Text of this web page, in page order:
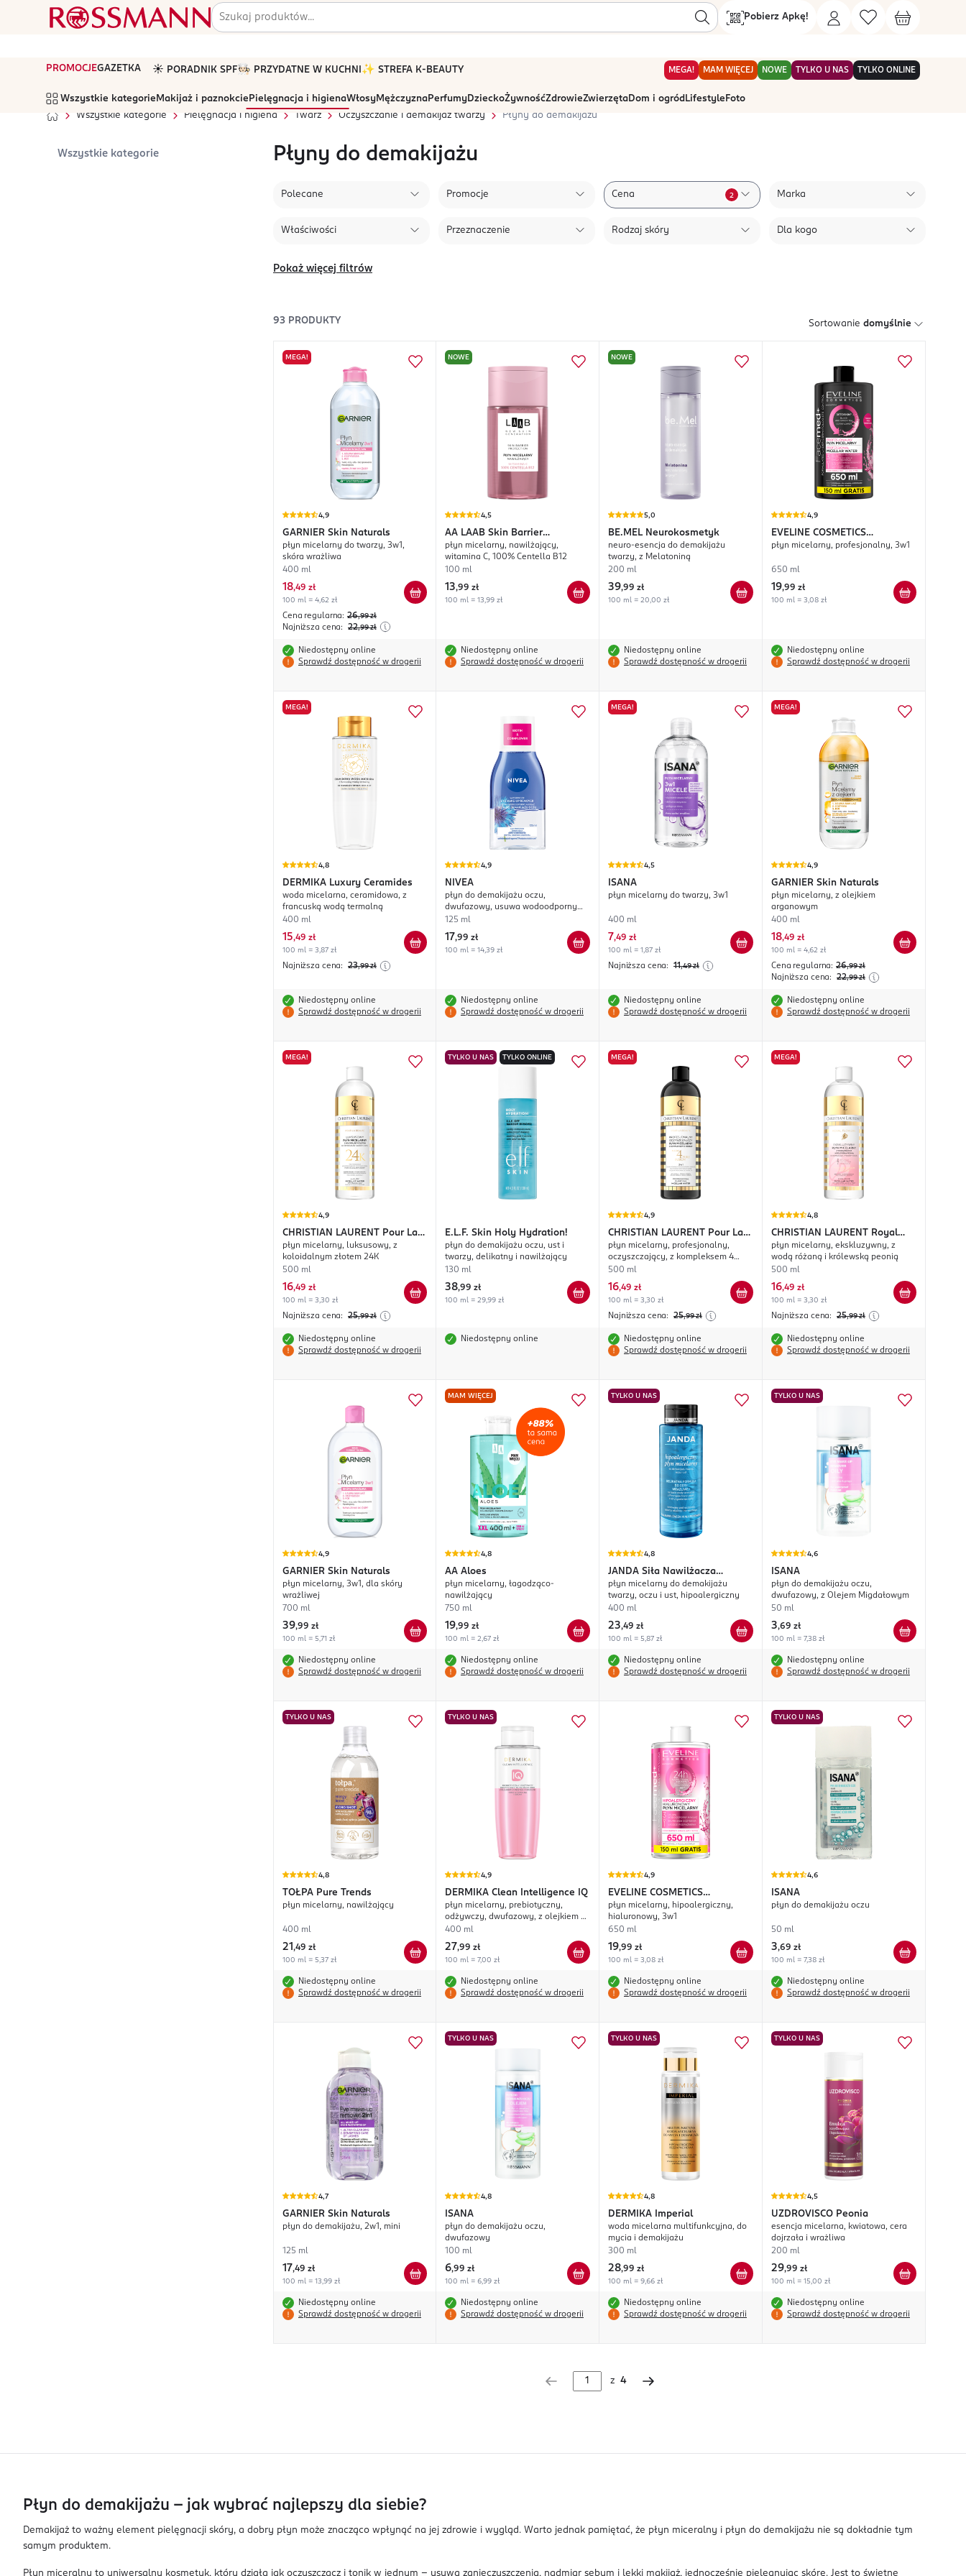
Pobierz Apkę!
PROMOCJEGAZETKA ☀️ PORADNIK SPF🧑🏻‍🍳 PRZYDATNE W KUCHNI ✨ STREFA K-BEAUTY MEGA! MAM WIĘCEJ NOWE TYLKO U NAS TYLKO ONLINE
Wszystkie kategorie Makijaż i paznokcie Pielęgnacja i higienaWłosyMężczyznaPerfumyDzieckoŻywnośćZdrowieZwierzętaDom i ogród Lifestyle Foto
Wszystkie kategorie
Pielęgnacja i higiena Twarz Oczyszczanie i demakijaż twarzy Płyny do demakijażu
Wszystkie kategorie Płyny do demakijażu
Polecane Promocje Cena 2 Marka
Właściwości Przeznaczenie Rodzaj skóry Dla kogo
Pokaż więcej filtrów
93 PRODUKTY Sortowanie domyślnie
MEGA!
4,9
GARNIER Skin Naturals
płyn micelarny do twarzy, 3w1,
skóra wrażliwa
400 ml
18,49 zł
100 ml = 4,62 zł
Cena regularna: 26,99 zł
Najniższa cena: 22,99 zł
Niedostępny online
Sprawdź dostępność w drogerii
NOWE
4,5
AA LAAB Skin Barrier
Protection
płyn micelarny, nawilżający,
witamina C, 100% Centella B12
100 ml
13,99 zł
100 ml = 13,99 zł
Niedostępny online
Sprawdź dostępność w drogerii
NOWE
5,0
BE.MEL Neurokosmetyk
neuro-esencja do demakijażu
twarzy, z Melatoniną
200 ml
39,99 zł
100 ml = 20,00 zł
Niedostępny online
Sprawdź dostępność w drogerii
4,9
EVELINE COSMETICS
Facemed+
płyn micelarny, profesjonalny, 3w1
650 ml
19,99 zł
100 ml = 3,08 zł
Niedostępny online
Sprawdź dostępność w drogerii
MEGA!
4,8
DERMIKA Luxury Ceramides
woda micelarna, ceramidowa, z
francuską wodą termalną
400 ml
15,49 zł
100 ml = 3,87 zł
Najniższa cena: 23,99 zł
Niedostępny online
Sprawdź dostępność w drogerii
4,9
NIVEA
płyn do demakijażu oczu,
dwufazowy, usuwa wodoodporny
makijaż, Biotyna i Ekstrakt z
125 ml
17,99 zł
100 ml = 14,39 zł
Niedostępny online
Sprawdź dostępność w drogerii
MEGA!
4,5
ISANA
płyn micelarny do twarzy, 3w1
400 ml
7,49 zł
100 ml = 1,87 zł
Najniższa cena: 11,49 zł
Niedostępny online
Sprawdź dostępność w drogerii
MEGA!
4,9
GARNIER Skin Naturals
płyn micelarny, z olejkiem
arganowym
400 ml
18,49 zł
100 ml = 4,62 zł
Cena regularna: 26,99 zł
Najniższa cena: 22,99 zł
Niedostępny online
Sprawdź dostępność w drogerii
MEGA!
4,9
CHRISTIAN LAURENT
Pour La
Beaute
płyn micelarny, luksusowy, z
koloidalnym złotem 24K
500 ml
16,49 zł
100 ml = 3,30 zł
Najniższa cena: 25,99 zł
Niedostępny online
Sprawdź dostępność w drogerii
TYLKO U NAS TYLKO ONLINE
E.L.F. Skin Holy Hydration!
płyn do demakijażu oczu, ust i
twarzy, delikatny i nawilżający
130 ml
38,99 zł
100 ml = 29,99 zł
Niedostępny online
MEGA!
4,9
CHRISTIAN LAURENT
Pour La
Beaute
płyn micelarny, profesjonalny,
oczyszczający, z kompleksem 4
herbat, 3w1
500 ml
16,49 zł
100 ml = 3,30 zł
Najniższa cena: 25,99 zł
Niedostępny online
Sprawdź dostępność w drogerii
MEGA!
4,8
CHRISTIAN LAURENT
Royal
Flowers
płyn micelarny, ekskluzywny, z
wodą różaną i królewską peonią
500 ml
16,49 zł
100 ml = 3,30 zł
Najniższa cena: 25,99 zł
Niedostępny online
Sprawdź dostępność w drogerii
4,9
GARNIER Skin Naturals
płyn micelarny, 3w1, dla skóry
wrażliwej
700 ml
39,99 zł
100 ml = 5,71 zł
Niedostępny online
Sprawdź dostępność w drogerii
MAM WIĘCEJ
4,8
AA Aloes
płyn micelarny, łagodząco-
nawilżający
750 ml
19,99 zł
100 ml = 2,67 zł
Niedostępny online
Sprawdź dostępność w drogerii
TYLKO U NAS
4,8
JANDA Siła Nawilżacza
Hialuronowego
płyn micelarny do demakijażu
twarzy, oczu i ust, hipoalergiczny
400 ml
23,49 zł
100 ml = 5,87 zł
Niedostępny online
Sprawdź dostępność w drogerii
TYLKO U NAS
4,6
ISANA
płyn do demakijażu oczu,
dwufazowy, z Olejem Migdałowym
50 ml
3,69 zł
100 ml = 7,38 zł
Niedostępny online
Sprawdź dostępność w drogerii
TYLKO U NAS
4,8
TOŁPA Pure Trends
płyn micelarny, nawilżający
400 ml
21 ,49 zł
100 ml = 5,37 zł
Niedostępny online
Sprawdź dostępność w drogerii
TYLKO U NAS
4,9
DERMIKA Clean Intelligence IQ
płyn micelarny, prebiotyczny,
odżywczy, dwufazowy, z olejkiem z
pestek porzeczki
400 ml
27,99 zł
100 ml = 7,00 zł
Niedostępny online
Sprawdź dostępność w drogerii
4,9
EVELINE COSMETICS
Facemed+
płyn micelarny, hipoalergiczny,
hialuronowy, 3w1
650 ml
19,99 zł
100 ml = 3,08 zł
Niedostępny online
Sprawdź dostępność w drogerii
TYLKO U NAS
4,6
ISANA
płyn do demakijażu oczu
50 ml
3,69 zł
100 ml = 7,38 zł
Niedostępny online
Sprawdź dostępność w drogerii
4,7
GARNIER Skin Naturals
płyn do demakijażu, 2w1, mini
125 ml
17,49 zł
100 ml = 13,99 zł
Niedostępny online
Sprawdź dostępność w drogerii
TYLKO U NAS
4,8
ISANA
płyn do demakijażu oczu,
dwufazowy
100 ml
6,99 zł
100 ml = 6,99 zł
Niedostępny online
Sprawdź dostępność w drogerii
TYLKO U NAS
4,8
DERMIKA Imperial
woda micelarna multifunkcyjna, do
mycia i demakijażu
300 ml
28,99 zł
100 ml = 9,66 zł
Niedostępny online
Sprawdź dostępność w drogerii
TYLKO U NAS
4,5
UZDROVISCO Peonia
esencja micelarna, kwiatowa, cera
dojrzała i wrażliwa
200 ml
29,99 zł
100 ml = 15,00 zł
Niedostępny online
Sprawdź dostępność w drogerii
z 4
Płyn do demakijażu – jak wybrać najlepszy dla siebie?
Demakijaż to ważny element pielęgnacji skóry, a dobry płyn może znacząco wpłynąć na jej zdrowie i wygląd. Warto jednak pamiętać, że płyn miceralny i płyn do demakijażu nie są dokładnie tym
samym produktem.
Płyn miceralny to uniwersalny kosmetyk, który działa jak oczyszczacz i tonik w jednym – usuwa zanieczyszczenia, nadmiar sebum i lekki makijaż, jednocześnie pielęgnując skórę. Jest to świetne